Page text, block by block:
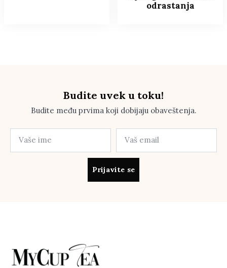
odrastanja
Budite uvek u toku!
Budite među prvima koji dobijaju obaveštenja.
Prijavite se